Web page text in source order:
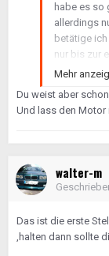
habe es so
allerdings
betätige
nur bis zur
könnte es
Gruß
Mehr
Du weist aber
Und lass den Motor
walter-m
Das ist die erste
,halten dann sollte